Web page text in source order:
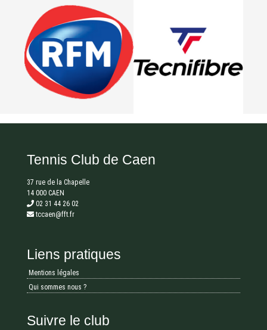
Tennis Club de Caen
37 rue de la Chapelle
14 000 CAEN
02 31 44 26 02
tccaen@fft.fr
Liens pratiques
Mentions légales
Qui sommes nous ?
Suivre le club